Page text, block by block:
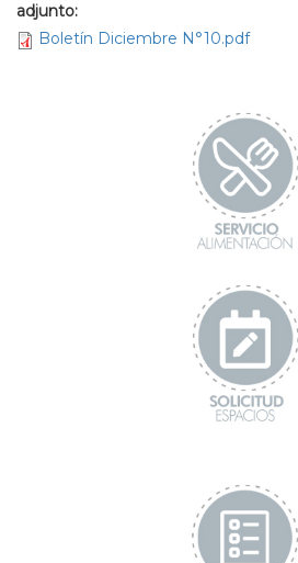
adjunto:
Boletín Diciembre N°10.pdf